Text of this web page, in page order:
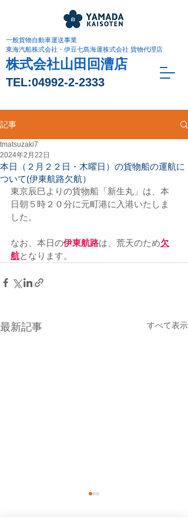
株式会社山田回漕店
TEL:04992-2-2333
一般貨物自動車運送事業
東海汽船株式会社・伊豆七島海運株式会社 貨物代理店
記事
本日（２月２２日・木曜日）の貨物船の運航に
ついて(伊東航路欠航）
tmatsuzaki7
2024年2月22日
東京辰巳よりの貨物船「新生丸」は、本
日朝５時２０分に元町港に入港いたしま
した。
なお、本日の伊東航路は、荒天のため欠
航となります。
最新記事 すべて表示